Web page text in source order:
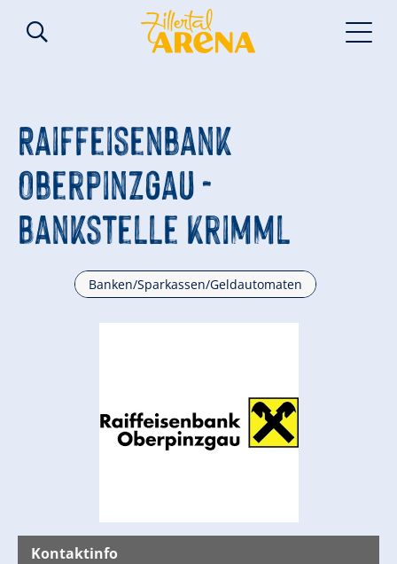
Raiffeisenbank
Oberpinzgau -
Bankstelle Krimml
Banken/Sparkassen/Geldautomaten
Kontaktinfo